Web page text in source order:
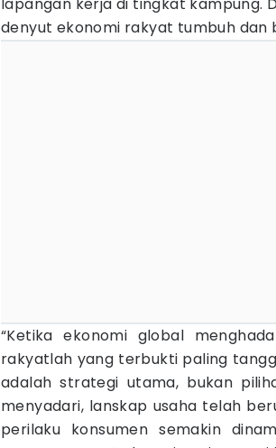
denyut ekonomi rakyat tumbuh dan
“Ketika ekonomi global
rakyatlah yang terbukti paling
adalah strategi utama, bukan
menyadari, lanskap usaha telah
perilaku konsumen semakin